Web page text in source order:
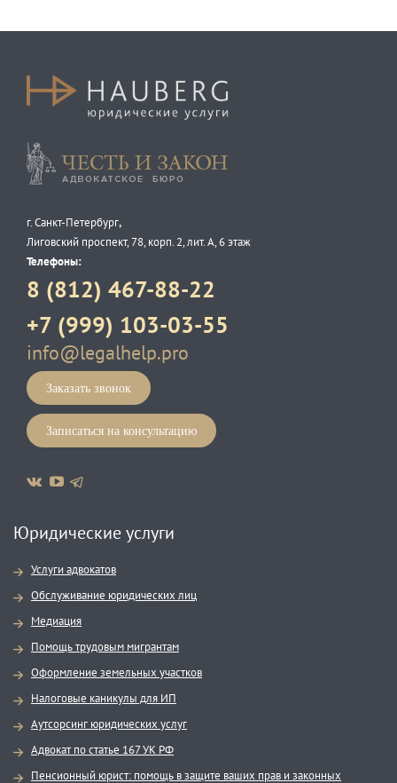
г. Санкт-Петербург,
Лиговский проспект, 78, корп. 2, лит. А, 6 этаж
Телефоны:
8 (812) 467-88-22
+7 (999) 103-03-55
info@legalhelp.pro
Заказать звонок
Записаться на консультацию
Юридические услуги
Услуги адвокатов
Обслуживание юридических лиц
Медиация
Помощь трудовым мигрантам
Оформление земельных участков
Налоговые каникулы для ИП
Аутсорсинг юридических услуг
Адвокат по статье 167 УК РФ
Пенсионный юрист: помощь в защите ваших прав и законных